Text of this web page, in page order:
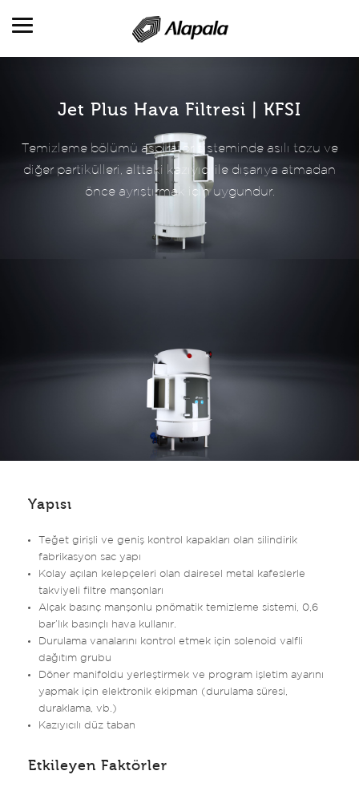
ALAPALA'YA BAKIŞ
ÜRETİM VE HİZMETLER
Jet Plus Hava Filtresi | KFSI
Temizleme bölümü aspiratör sisteminde asılı tozu ve
diğer partikülleri, alttaki kazıyıcı ile dışarıya atmadan
önce ayrıştırmak için uygundur.
Yapısı
Teğet girişli ve geniş kontrol kapakları olan silindirik
fabrikasyon sac yapı
Kolay açılan kelepçeleri olan dairesel metal kafeslerle
takviyeli filtre manşonları
Alçak basınç manşonlu pnömatik temizleme sistemi, 0,6
bar’lık basınçlı hava kullanır.
Durulama vanalarını kontrol etmek için solenoid valfli
dağıtım grubu
Döner manifoldu yerleştirmek ve program işletim ayarını
yapmak için elektronik ekipman (durulama süresi,
duraklama, vb.)
Kazıyıcılı düz taban
Etkileyen Faktörler